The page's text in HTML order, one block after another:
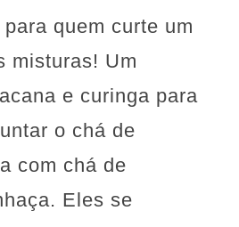
quem curte um
misturas! Um
e curinga para
o chá de
com chá de
Eles se